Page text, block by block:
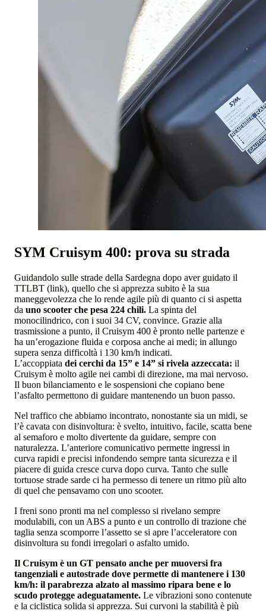
SYM Cruisym 400: prova su strada
Guidandolo sulle strade della Sardegna dopo aver guidato il
TTLBT (link), quello che si apprezza subito è la sua
maneggevolezza che lo rende agile più di quanto ci si aspetta
da uno scooter che pesa 224 chili. La spinta del
monocilindrico, con i suoi 34 CV, convince. Grazie alla
trasmissione a punto, il Cruisym 400 è pronto nelle partenze e
ha un’erogazione fluida e corposa anche ai medi; in allungo
supera senza difficoltà i 130 km/h indicati.
L’accoppiata dei cerchi da 15” e 14” si rivela azzeccata: il
Cruisym è molto agile nei cambi di direzione, ma mai nervoso.
Il buon bilanciamento e le sospensioni che copiano bene
l’asfalto permettono di guidare mantenendo un buon passo.
Nel traffico che abbiamo incontrato, nonostante sia un midi, se
l’è cavata con disinvoltura: è svelto, intuitivo, facile, scatta bene
al semaforo e molto divertente da guidare, sempre con
naturalezza. L’anteriore comunicativo permette ingressi in
curva rapidi e precisi infondendo sempre tanta sicurezza e il
piacere di guida cresce curva dopo curva. Tanto che sulle
tortuose strade sarde ci ha permesso di tenere un ritmo più alto
di quel che pensavamo con uno scooter.
I freni sono pronti ma nel complesso si rivelano sempre
modulabili, con un ABS a punto e un controllo di trazione che
taglia senza scomporre l’assetto se si apre l’acceleratore con
disinvoltura su fondi irregolari o asfalto umido.
Il Cruisym è un GT pensato anche per muoversi fra
tangenziali e autostrade dove permette di mantenere i 130
km/h: il parabrezza alzato al massimo ripara bene e lo
scudo protegge adeguatamente. Le vibrazioni sono contenute
e la ciclistica solida si apprezza. Sui curvoni la stabilità è più